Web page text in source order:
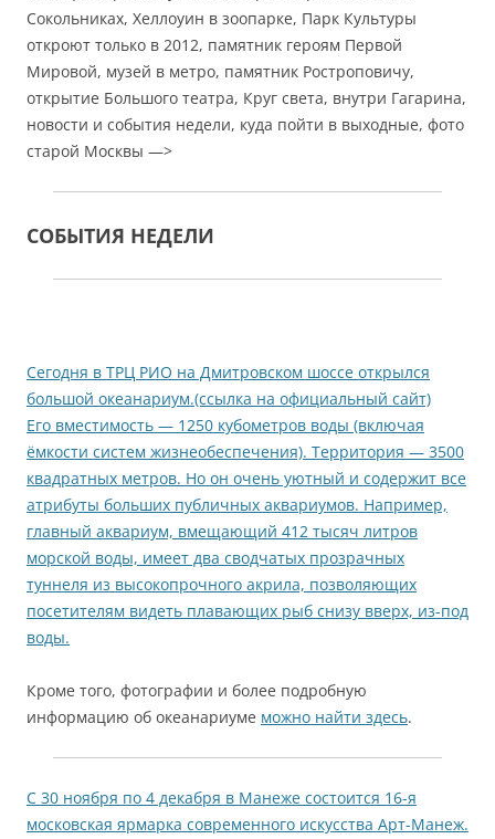
Сокольниках, Хеллоуин в зоопарке, Парк Культуры
откроют только в 2012, памятник героям Первой
Мировой, музей в метро, памятник Ростроповичу,
открытие Большого театра, Круг света, внутри Гагарина,
новости и события недели, куда пойти в выходные, фото
старой Москвы —>
СОБЫТИЯ НЕДЕЛИ
Сегодня в ТРЦ РИО на Дмитровском шоссе открылся
большой океанариум.(ссылка на официальный сайт)
Его вместимость — 1250 кубометров воды (включая
ёмкости систем жизнеобеспечения). Территория — 3500
квадратных метров. Но он очень уютный и содержит все
атрибуты больших публичных аквариумов. Например,
главный аквариум, вмещающий 412 тысяч литров
морской воды, имеет два сводчатых прозрачных
туннеля из высокопрочного акрила, позволяющих
посетителям видеть плавающих рыб снизу вверх, из-под
воды.
Кроме того, фотографии и более подробную
информацию об океанариуме можно найти здесь.
С 30 ноября по 4 декабря в Манеже состоится 16-я
московская ярмарка современного искусства Арт-Манеж.